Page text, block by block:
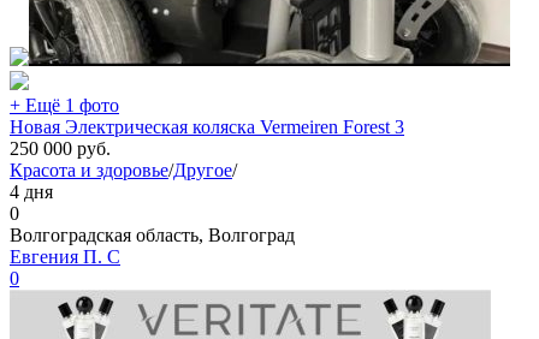
+ Ещё 1 фото
Новая Электрическая коляска Vermeiren Forest 3
250 000 руб.
Красота и здоровье/Другое/
4 дня
0
Волгоградская область, Волгоград
Евгения П. С
0